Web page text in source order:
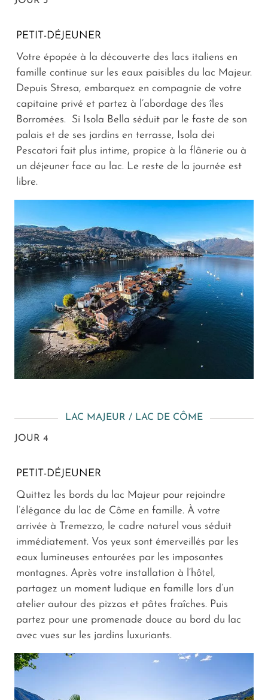
PETIT-DÉJEUNER
Votre épopée à la découverte des lacs italiens en
famille continue sur les eaux paisibles du lac Majeur.
Depuis Stresa, embarquez en compagnie de votre
capitaine privé et partez à l’abordage des îles
Borromées. Si Isola Bella séduit par le faste de son
palais et de ses jardins en terrasse, Isola dei
Pescatori fait plus intime, propice à la flânerie ou à
un déjeuner face au lac. Le reste de la journée est
libre.
LAC MAJEUR / LAC DE CÔME
JOUR 4
PETIT-DÉJEUNER
Quittez les bords du lac Majeur pour rejoindre
l’élégance du lac de Côme en famille. À votre
arrivée à Tremezzo, le cadre naturel vous séduit
immédiatement. Vos yeux sont émerveillés par les
eaux lumineuses entourées par les imposantes
montagnes. Après votre installation à l’hôtel,
partagez un moment ludique en famille lors d’un
atelier autour des pizzas et pâtes fraîches. Puis
partez pour une promenade douce au bord du lac
avec vues sur les jardins luxuriants.